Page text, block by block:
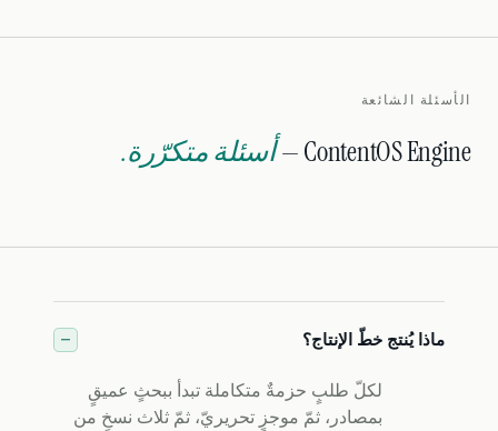
الأسئلة الشائعة
ContentOS Engine — أسئلة متكرّرة.
ماذا يُنتج خطّ الإنتاج؟
لكلّ طلبٍ حزمةٌ متكاملة تبدأ ببحثٍ عميقٍ
بمصادر، ثمّ موجزٍ تحريريّ، ثمّ ثلاث نسخٍ من